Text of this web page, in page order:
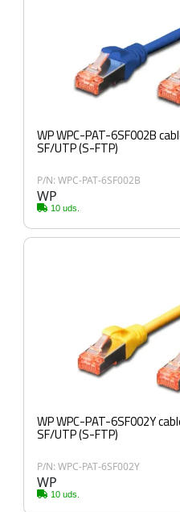
WP WPC-PAT-6SF002B
SF/UTP (S-FTP)
P/N: WPC-PAT-6SF002B
WP
10 uds.
WP WPC-PAT-6SF002Y
SF/UTP (S-FTP)
P/N: WPC-PAT-6SF002Y
WP
10 uds.